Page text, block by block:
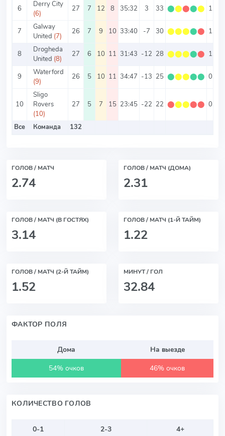
6
Derry City
(6)
27 7 12 8 35:32 3 33 ⬤⬤⬤⬤⬤ 1.22
7
Galway
United (7)
26 7 9 10 33:40 -7 30 ⬤⬤⬤⬤⬤ 1.15
8
Drogheda
United (8)
27 6 10 11 31:43 -12 28 ⬤⬤⬤⬤⬤ 1.04
9
Waterford
(9)
26 5 10 11 34:47 -13 25 ⬤⬤⬤⬤⬤ 0.96
10
Sligo
Rovers
(10)
27 5 7 15 23:45 -22 22 ⬤⬤⬤⬤⬤ 0.81
Все Команда 132
ГОЛОВ / МАТЧ
2.74
ГОЛОВ / МАТЧ (ДОМА)
2.31
ГОЛОВ / МАТЧ (В ГОСТЯХ)
3.14
ГОЛОВ / МАТЧ (1-Й ТАЙМ)
1.22
ГОЛОВ / МАТЧ (2-Й ТАЙМ)
1.52
МИНУТ / ГОЛ
32.84
ФАКТОР ПОЛЯ
Дома
На выезде
54% очков
46% очков
КОЛИЧЕСТВО ГОЛОВ
0-1 2-3
4+